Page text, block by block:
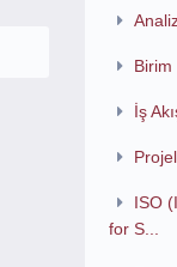
Birim
İş
ISO
for S...